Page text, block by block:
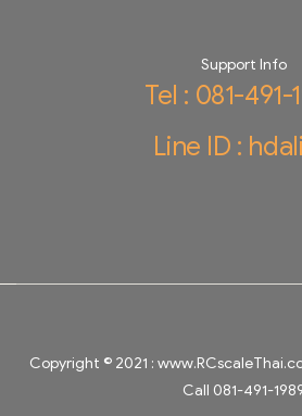
Support Info
Tel : 081-491-
Line ID :
Copyright © 2021 :
Call 081-491-